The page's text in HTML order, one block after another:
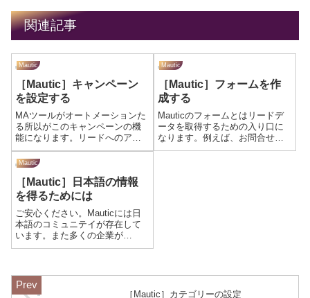
関連記事
Mautic
［Mautic］キャンペーン
を設定する
MAツールがオートメーションた
る所以がこのキャンペーンの機
能になります。リードへのアプ
ローチをシナリオ化し、キャン
ペーンで設定することでマーケ
ティング活動が自動化されま
す。キャンペーンの作成キャン
ペーンの作成は、まず、対象と
なるコンタクトを...
Mautic
［Mautic］フォームを作
成する
Mauticのフォームとはリードデ
ータを取得するための入り口に
なります。例えば、お問合せフ
ォーム、資料のダウンロードフ
Mautic
［Mautic］日本語の情報
を得るためには
ご安心ください。Mauticには日
本語のコミュニテイが存在して
います。また多くの企業が
Mauticを活用したサービスソリ
活用方法などに関するたくさん
のブログ記事がアップされてい［Mautic］カテゴリーの設定